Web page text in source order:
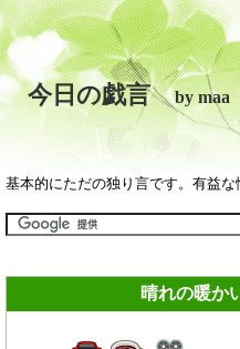
今日の戯言by maa
基本的にただの独り言です。有益
晴れの暖か